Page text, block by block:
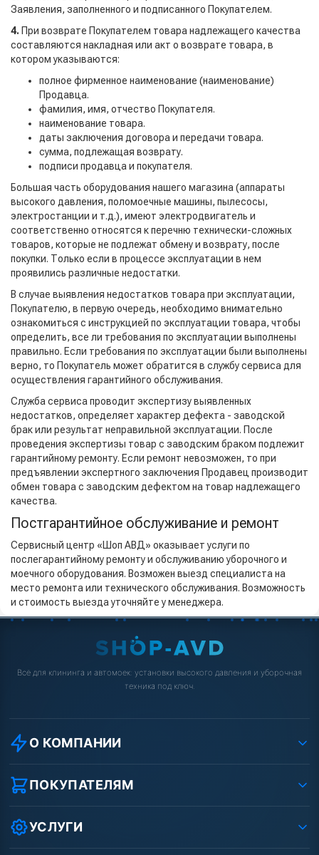
Заявления, заполненного и подписанного Покупателем.
4. При возврате Покупателем товара надлежащего качества
составляются накладная или акт о возврате товара, в
котором указываются:
полное фирменное наименование (наименование)
Продавца.
фамилия, имя, отчество Покупателя.
наименование товара.
даты заключения договора и передачи товара.
сумма, подлежащая возврату.
подписи продавца и покупателя.
Большая часть оборудования нашего магазина (аппараты
высокого давления, поломоечные машины, пылесосы,
электростанции и т.д.), имеют электродвигатель и
соответственно относятся к перечню технически-сложных
товаров, которые не подлежат обмену и возврату, после
покупки. Только если в процессе эксплуатации в нем
проявились различные недостатки.
В случае выявления недостатков товара при эксплуатации,
Покупателю, в первую очередь, необходимо внимательно
ознакомиться с инструкцией по эксплуатации товара, чтобы
определить, все ли требования по эксплуатации выполнены
правильно. Если требования по эксплуатации были выполнены
верно, то Покупатель может обратится в службу сервиса для
осуществления гарантийного обслуживания.
Служба сервиса проводит экспертизу выявленных
недостатков, определяет характер дефекта - заводской
брак или результат неправильной эксплуатации. После
проведения экспертизы товар с заводским браком подлежит
гарантийному ремонту. Если ремонт невозможен, то при
предъявлении экспертного заключения Продавец производит
обмен товара с заводским дефектом на товар надлежащего
качества.
Постгарантийное обслуживание и ремонт
Сервисный центр «Шоп АВД» оказывает услуги по
послегарантийному ремонту и обслуживанию уборочного и
моечного оборудования. Возможен выезд специалиста на
место ремонта или технического обслуживания. Возможность
и стоимость выезда уточняйте у менеджера.
Всё для клининга и автомоек: установки высокого давления и уборочная
техника под ключ.
О КОМПАНИИ
О компании
Реквизиты ООО «Шоп АВД»
Защита данных клиента
Условия соглашения
Вакансии
ПОКУПАТЕЛЯМ
Как заказать?
Оплата
Доставка
УСЛУГИ
Ремонт АВД